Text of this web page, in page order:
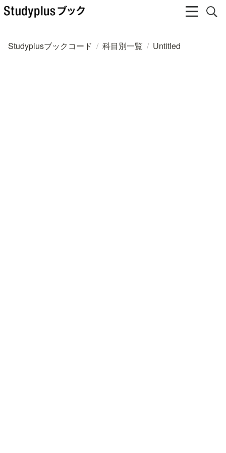
Studyplusブックコード / 科目別一覧 / Untitled